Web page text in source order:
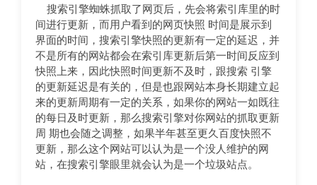
搜索引擎蜘蛛抓取了网页后，先会将索引库里的时
间进行更新，而用户看到的网页快照 时间是展示到
界面的时间，搜索引擎快照的更新有一定的延迟，并
不是所有的网站都会在索引库更新后第一时间反应到
快照上来，因此快照时间更新不及时，跟搜索 引擎
的更新延迟是有关的，但是也跟网站本身长期建立起
来的更新周期有一定的关系，如果你的网站一如既往
的每日及时更新，那么搜索引擎对你网站的抓取更新
周 期也会随之调整，如果半年甚至更久百度快照不
更新，那么这个网站可以认为是一个没人维护的网
站，在搜索引擎眼里就会认为是一个垃圾站点。